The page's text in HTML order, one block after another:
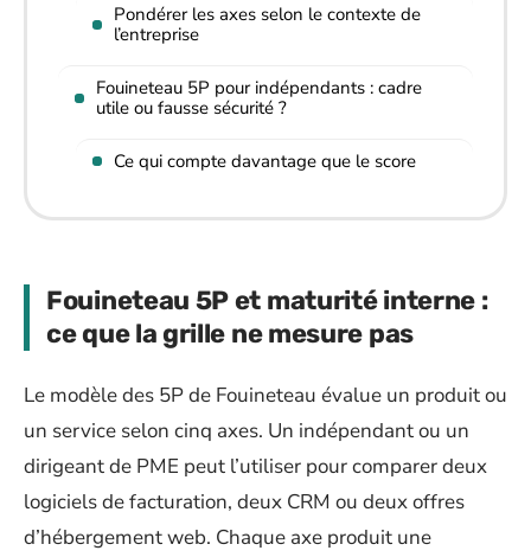
Pondérer les axes selon le contexte de
l’entreprise
Fouineteau 5P pour indépendants : cadre
utile ou fausse sécurité ?
Ce qui compte davantage que le score
Fouineteau 5P et maturité interne :
ce que la grille ne mesure pas
Le modèle des 5P de Fouineteau évalue un produit ou
un service selon cinq axes. Un indépendant ou un
dirigeant de PME peut l’utiliser pour comparer deux
logiciels de facturation, deux CRM ou deux offres
d’hébergement web. Chaque axe produit une